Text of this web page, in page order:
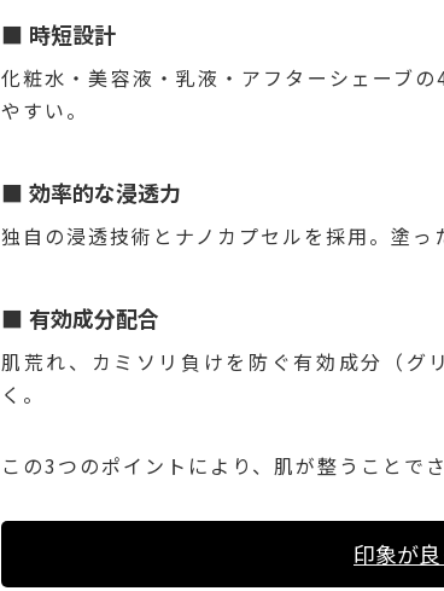
時短設計
化粧水・美容液・乳液・アフターシェーブ
やすい。
効率的な浸透力
独自の浸透技術とナノカプセルを採用。塗っ
有効成分配合
肌荒れ、カミソリ負けを防ぐ有効成分（グ
く。
この3つのポイントにより、肌が整うことで
印象が